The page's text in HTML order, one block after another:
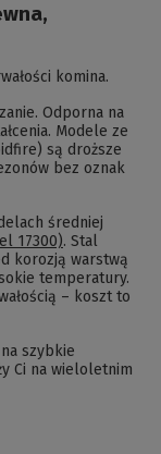
komina.
Odporna na
Modele ze
są droższe
bez oznak
średniej
17300). Stal
korozją warstwą
temperatury.
– koszt to
szybkie
Ci na wieloletnim